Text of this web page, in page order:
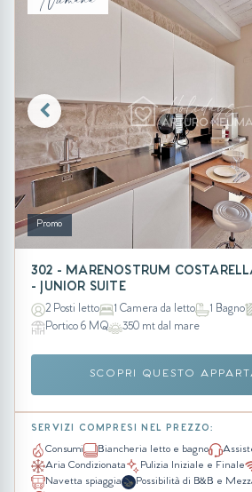
Promo
302 - MARENOSTRUM
- JUNIOR SUITE
2 Posti letto 1 Camera da letto 1 Bagno
Portico 6 MQ
350 mt dal mare
SCOPRI QUESTO
SERVIZI COMPRESI NEL PREZZO:
Consumi Biancheria letto e bagno
Aria Condizionata
Pulizia Iniziale e Finale
Navetta spiaggia
Possibilità di B&B e